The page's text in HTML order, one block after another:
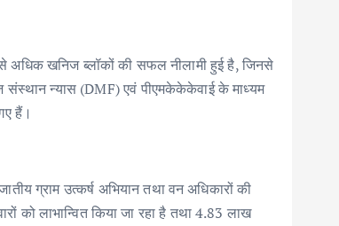
अधिक खनिज ब्लॉकों की सफल नीलामी हुई है, जिनसे
संस्थान न्यास (DMF) एवं पीएमकेकेकेवाई के माध्यम
हैं।
ग्राम उत्कर्ष अभियान तथा वन अधिकारों की
को लाभान्वित किया जा रहा है तथा 4.83 लाख